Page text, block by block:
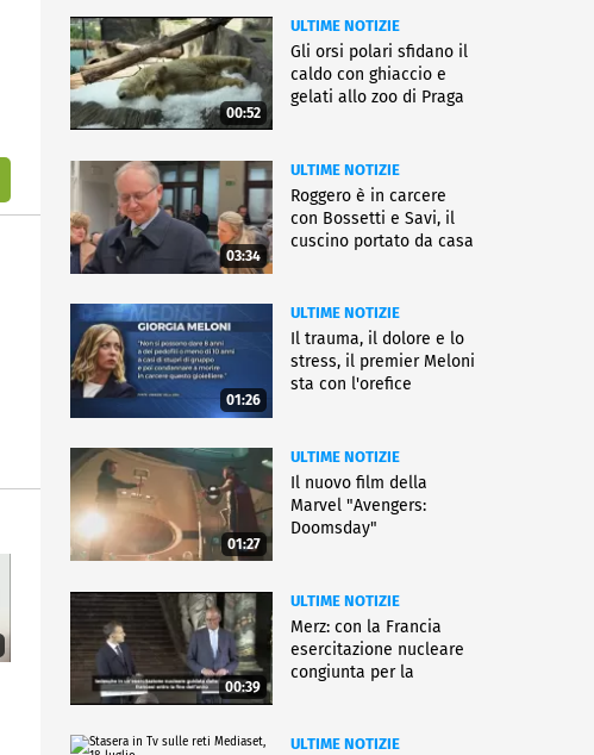
00:52
ULTIME NOTIZIE
Gli orsi polari sfidano il
caldo con ghiaccio e
gelati allo zoo di Praga
03:34
ULTIME NOTIZIE
Roggero è in carcere
con Bossetti e Savi, il
cuscino portato da casa
01:26
ULTIME NOTIZIE
Il trauma, il dolore e lo
stress, il premier Meloni
sta con l'orefice
01:27
ULTIME NOTIZIE
Il nuovo film della
Marvel "Avengers:
Doomsday"
00:39
ULTIME NOTIZIE
Merz: con la Francia
esercitazione nucleare
congiunta per la
ULTIME NOTIZIE